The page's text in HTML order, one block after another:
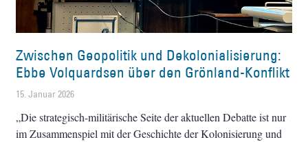
Zwischen Geopolitik und Dekolonialisierung:
Ebbe Volquardsen über den Grönland-Konflikt
15. Januar 2026
„Die strategisch-militärische Seite der aktuellen Debatte ist nur
im Zusammenspiel mit der Geschichte der Kolonisierung und